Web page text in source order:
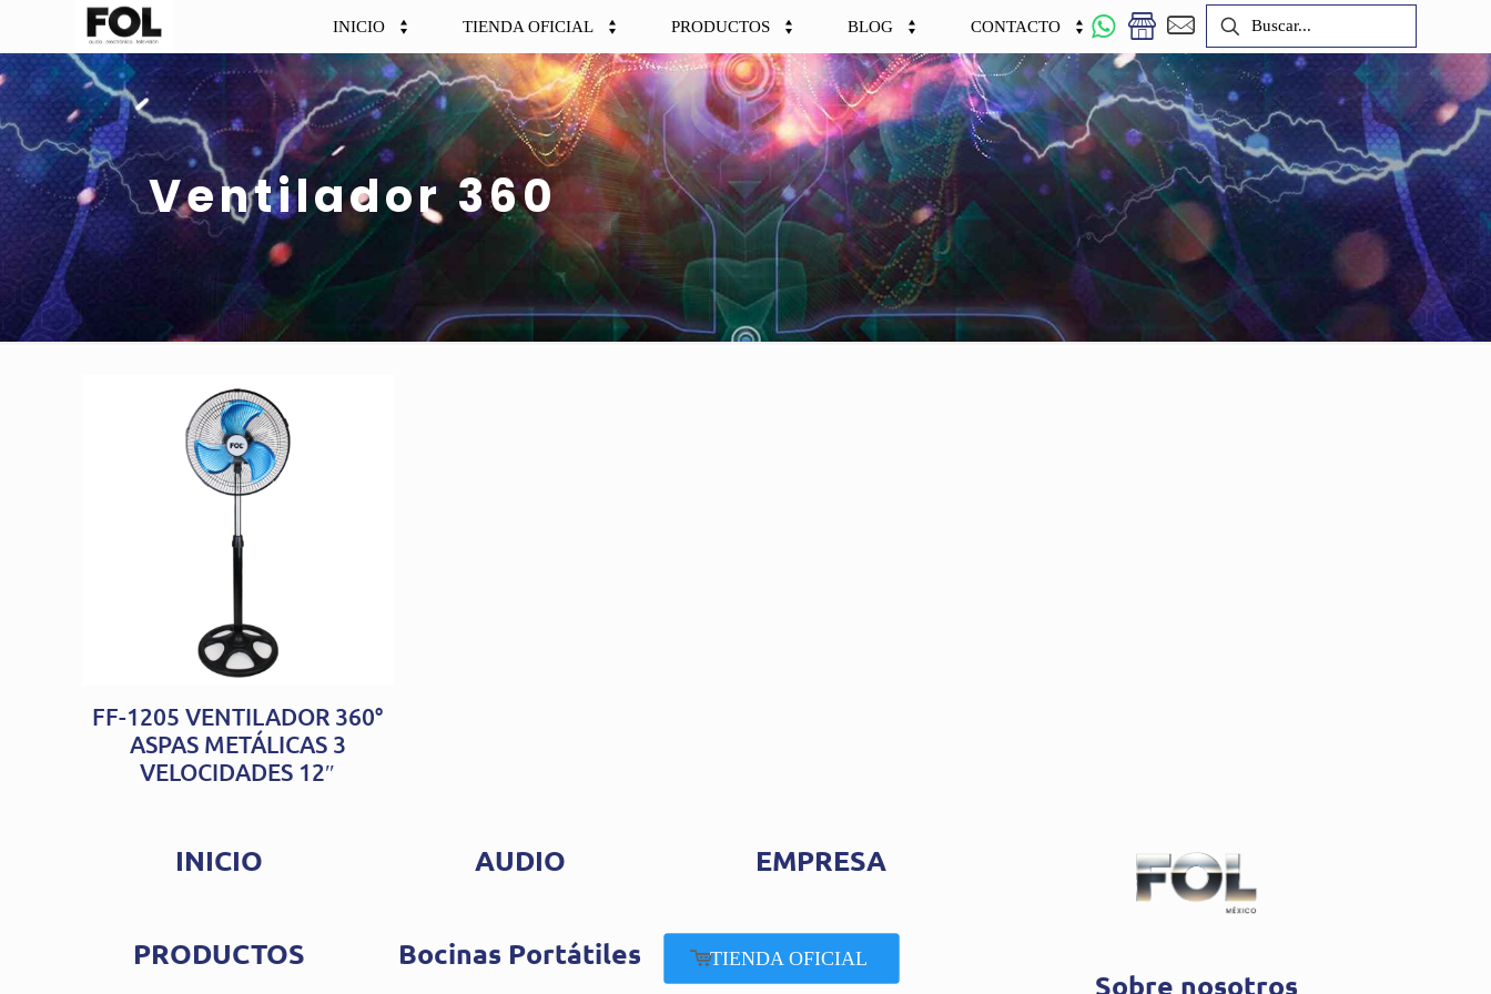
INICIO TIENDA OFICIAL PRODUCTOS BLOG CONTACTO
Ventilador 360
FF-1205 VENTILADOR 360°
ASPAS METÁLICAS 3
VELOCIDADES 12″
INICIO AUDIO EMPRESA
PRODUCTOS Bocinas Portátiles TIENDA OFICIAL
Sobre nosotros